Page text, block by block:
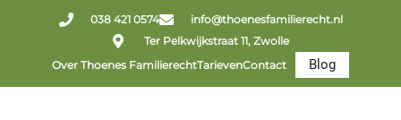
038 421 0574
info@thoenesfamilierecht.nl
Ter Pelkwijkstraat 11, Zwolle
Over Thoenes FamilierechtTarievenContact Blog